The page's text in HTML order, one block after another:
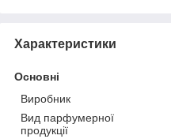
Характеристики
Основні
Виробник
Вид парфумерної
продукції